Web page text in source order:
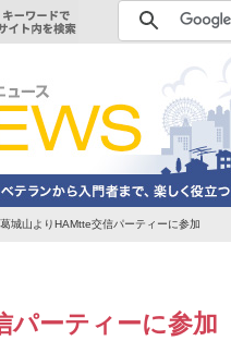
城山よりHAMtte交信パーティーに参加
パーティーに参加